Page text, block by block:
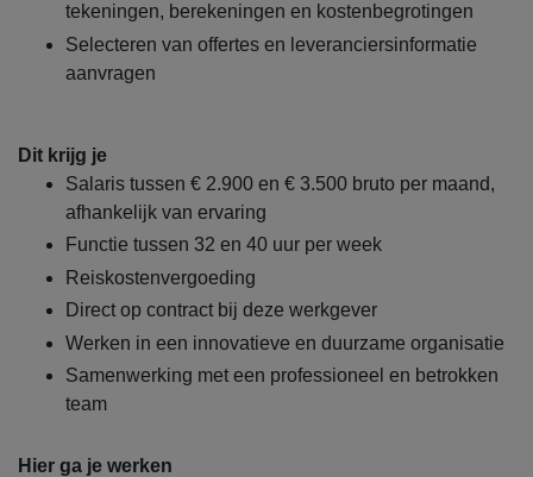
tekeningen, berekeningen en kostenbegrotingen
Selecteren van offertes en leveranciersinformatie
aanvragen
Dit krijg je
Salaris tussen € 2.900 en € 3.500 bruto per maand,
afhankelijk van ervaring
Functie tussen 32 en 40 uur per week
Reiskostenvergoeding
Direct op contract bij deze werkgever
Werken in een innovatieve en duurzame organisatie
Samenwerking met een professioneel en betrokken
team
Hier ga je werken